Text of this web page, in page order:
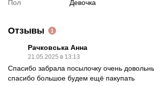
Пол
Девочка
Отзывы 1
Рачковська Анна
21.05.2025 в 13:13
Спасибо забрала посылочку очень
спасибо большое будем ещё пакупать